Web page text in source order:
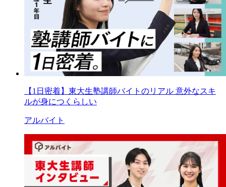
【1日密着】東大生塾講師バイトのリアル 意外なスキ
ルが身につくらしい
アルバイト